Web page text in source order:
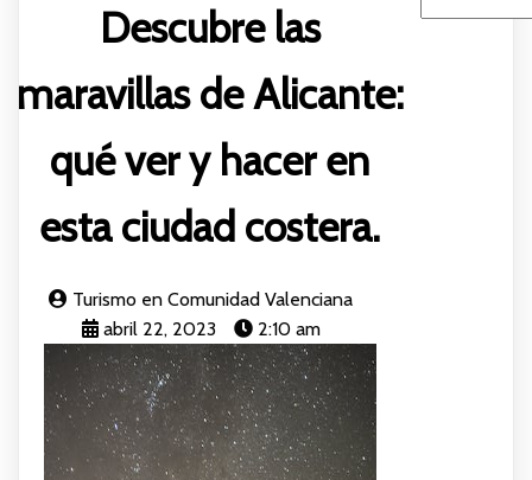
Descubre las
maravillas de Alicante:
qué ver y hacer en
esta ciudad costera.
Turismo en Comunidad Valenciana
abril 22, 2023
2:10 am